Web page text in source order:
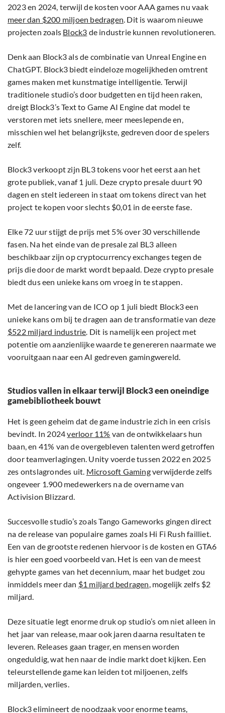
2023 en 2024, terwijl de kosten voor AAA games nu vaak
meer dan $200 miljoen bedragen. Dit is waarom nieuwe
projecten zoals Block3 de industrie kunnen revolutioneren.
Denk aan Block3 als de combinatie van Unreal Engine en
ChatGPT. Block3 biedt eindeloze mogelijkheden omtrent
games maken met kunstmatige intelligentie. Terwijl
traditionele studio’s door budgetten en tijd heen raken,
dreigt Block3’s Text to Game AI Engine dat model te
verstoren met iets snellere, meer meeslepende en,
misschien wel het belangrijkste, gedreven door de spelers
zelf.
Block3 verkoopt zijn BL3 tokens voor het eerst aan het
grote publiek, vanaf 1 juli. Deze crypto presale duurt 90
dagen en stelt iedereen in staat om tokens direct van het
project te kopen voor slechts $0,01 in de eerste fase.
Elke 72 uur stijgt de prijs met 5% over 30 verschillende
fasen. Na het einde van de presale zal BL3 alleen
beschikbaar zijn op cryptocurrency exchanges tegen de
prijs die door de markt wordt bepaald. Deze crypto presale
biedt dus een unieke kans om vroeg in te stappen.
Met de lancering van de ICO op 1 juli biedt Block3 een
unieke kans om bij te dragen aan de transformatie van deze
$522 miljard industrie. Dit is namelijk een project met
potentie om aanzienlijke waarde te genereren naarmate we
vooruitgaan naar een AI gedreven gamingwereld.
Studios vallen in elkaar terwijl Block3 een oneindige
gamebibliotheek bouwt
Het is geen geheim dat de game industrie zich in een crisis
bevindt. In 2024verloor 11% van de ontwikkelaars hun
baan, en 41% van de overgebleven talenten werd getroffen
door teamverlagingen. Unity voerde tussen 2022 en 2025
zes ontslagrondes uit. Microsoft Gamingverwijderde zelfs
ongeveer 1.900 medewerkers na de overname van
Activision Blizzard.
Succesvolle studio’s zoals Tango Gameworks gingen direct
na de release van populaire games zoals Hi Fi Rush failliet.
Een van de grootste redenen hiervoor is de kosten en GTA6
is hier een goed voorbeeld van. Het is een van de meest
gehypte games van het decennium, maar het budget zou
inmiddels meer dan $1 miljard bedragen, mogelijk zelfs $2
miljard.
Deze situatie legt enorme druk op studio’s om niet alleen in
het jaar van release, maar ook jaren daarna resultaten te
leveren. Releases gaan trager, en mensen worden
ongeduldig, wat hen naar de indie markt doet kijken. Een
teleurstellende game kan leiden tot miljoenen, zelfs
miljarden, verlies.
Block3 elimineert de noodzaak voor enorme teams,